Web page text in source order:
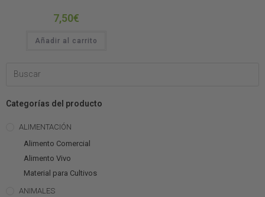
Categorías del producto
ALIMENTACIÓN
Alimento Comercial
Alimento Vivo
Material para Cultivos
ANIMALES
7,50€
Añadir al carrito